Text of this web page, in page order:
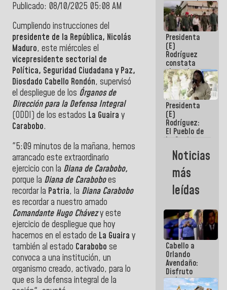
Publicado: 08/10/2025 05:08 AM
Cumpliendo instrucciones del
presidente de la República, Nicolás
Maduro, este miércoles el
vicepresidente sectorial de
Política, Seguridad Ciudadana y Paz,
Diosdado Cabello Rondón, supervisó
el despliegue de los Órganos de
Dirección para la Defensa Integral
(ODDI) de los estados La Guaira y
Carabobo.
"5:09 minutos de la mañana, hemos
arrancado este extraordinario
ejercicio con la Diana de Carabobo,
porque la Diana de Caraboboes
recordar la Patria, la Diana Carabobo
es recordar a nuestro amado
Comandante Hugo Chávezy este
ejercicio de despliegue que hoy
hacemos en el estado de La Guaira y
también al estado Carabobo se
convoca a una institución, un
organismo creado, activado, para lo
que es la defensa integral de la
maestro de
desarrollo
logístico y
turístico
para La
Guaira
Presidenta
(E)
Rodríguez
constata
obras de
rehabilitación
de Escuela
Militar de
Mamo en La
Guaira
Presidenta
(E)
Rodríguez:
El Pueblo de
La Guaira
siempre
estará
acompañada
por el
Gobierno
Nacional
Noticias
más
leídas
Cabello a
Orlando
Avendaño:
Disfruto
cada vez